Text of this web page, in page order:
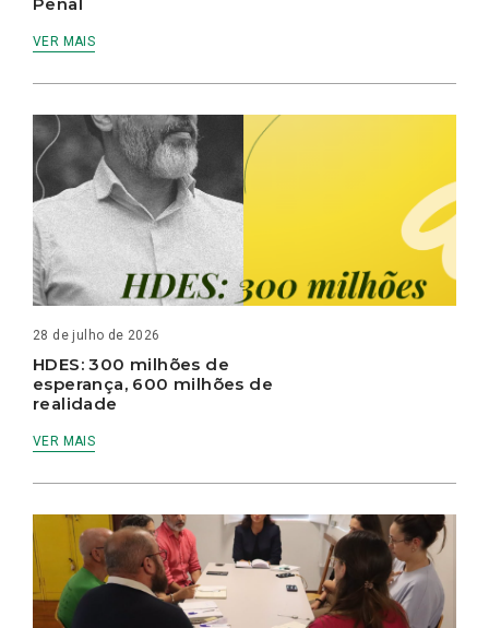
VER MAIS
28 de julho de 2026
HDES: 300 milhões de
esperança, 600 milhões de
realidade
VER MAIS